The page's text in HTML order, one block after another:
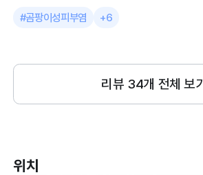
좋았음
#곰팡이성피부염 +6
리뷰 34개 전체 보기
위치